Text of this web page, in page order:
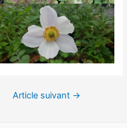
Article suivant →